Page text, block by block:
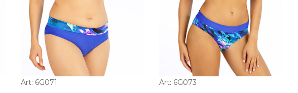
Art: 6G071 Art: 6G073